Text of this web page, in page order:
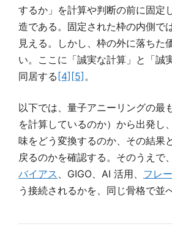
するか」を計算や判断の前に固定
造である。固定された枠の内側で
見える。しかし、枠の外に落ちた
い。ここに「誠実な計算」と「誠
同居する [4] [5] 。
以下では、量子アニーリングの最
を計算しているのか）から出発し
味をどう変換するのか、その結果
戻るのかを確認する。そのうえで
バイアス 、GIGO、AI 活用、 フレ
う接続されるかを、同じ骨格で並